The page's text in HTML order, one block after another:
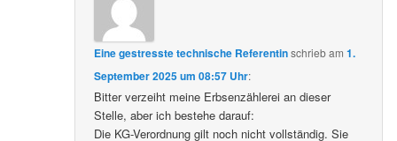
Eine gestresste technische Referentinschriebam1.
September 2025 um 08:57 Uhr:
Bitter verzeiht meine Erbsenzählerei an dieser
Stelle, aber ich bestehe darauf:
Die KG-Verordnung gilt noch nicht vollständig. Sie